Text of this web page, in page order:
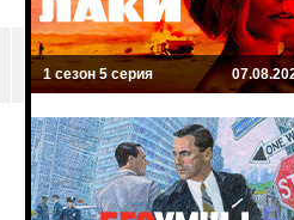
1 сезон 5 серия